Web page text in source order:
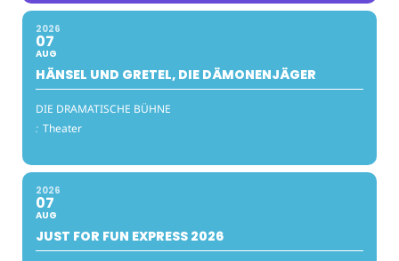
2026
07
AUG
HÄNSEL UND GRETEL, DIE DÄMONENJÄGER
DIE DRAMATISCHE BÜHNE
: Theater
2026
07
AUG
JUST FOR FUN EXPRESS 2026